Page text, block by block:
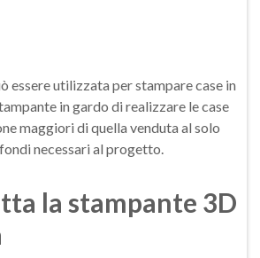
essere utilizzata per stampare case in
in gardo di realizzare le case
maggiori di quella venduta al solo
necessari al progetto.
la stampante 3D